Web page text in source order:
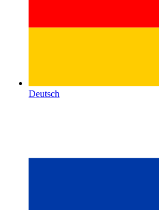
Deutsch